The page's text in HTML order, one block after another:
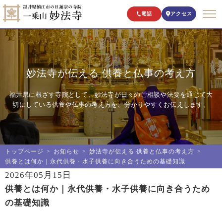
電話 アクセス
妙法寺が伝える 供養と仏事の考え方
福井県に根ざす寺院として、妙法寺が日々のご相談や法要を通じて大
切にしている供養や仏事の考え方を、分かりやすくお伝えします。
トップページ お知らせ
妙法寺が伝える 供養と仏事の考え方
供養とは何か｜永代供養・水子供養に向き合うための基礎知識
2026年05月15日
供養とは何か｜永代供養・水子供養に向き合うため
の基礎知識